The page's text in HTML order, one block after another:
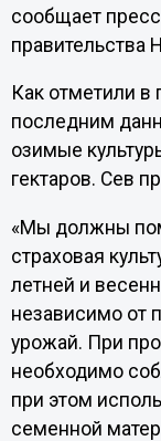
сообщает
правительства
Как отметили в
последним
озимые
гектаров. Сев
«Мы должны
страховая
летней и
независимо от
урожай. При
необходимо
при этом
семенной